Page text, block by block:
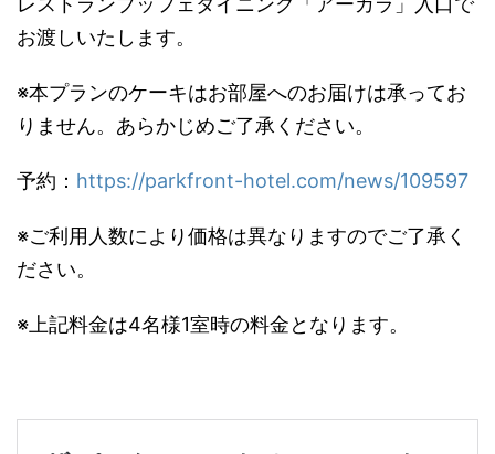
お渡しいたします。
※本プランのケーキはお部屋へのお届けは承ってお
りません。あらかじめご了承ください。
予約： https://parkfront-hotel.com/news/109597
※ご利用人数により価格は異なりますのでご了承く
ださい。
※上記料金は4名様1室時の料金となります。